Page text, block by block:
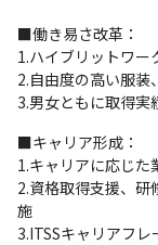
■働き易さ改革：
1.ハイブリットワー
2.自由度の高い服装
3.男女ともに取得実
■キャリア形成：
1.キャリアに応じ
2.資格取得支援、
施
3.ITSSキャリアフ